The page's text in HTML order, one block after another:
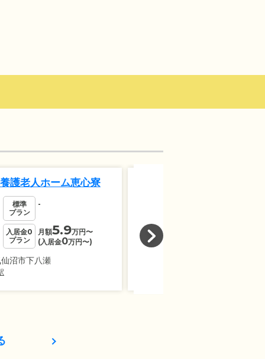
護老人ホーム恵心寮
標準
プラン
-
入居金0
プラン
月額5.9万円〜
(入居金0万円〜)
沼市下八瀬